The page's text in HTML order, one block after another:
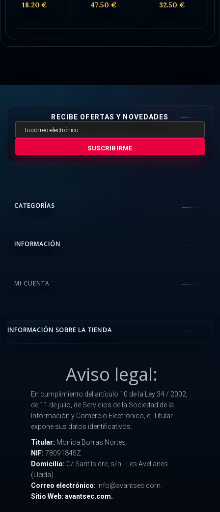
18.20 € 47.50 € 32.50 €
RECIBE OFERTAS Y NOVEDADES
SUSCRIBIRME
CATEGORÍAS
INFORMACIÓN
MI CUENTA
INFORMACIÓN SOBRE LA TIENDA
Aviso legal:
En cumplimiento del artículo 10 de la Ley 34 / 2002,
de 11 de julio, de Servicios de la Sociedad de la
Información y Comercio Electrónico, el Titular
expone sus datos identificativos.
Titular: Monica Borras Nortes.
NIF: 78091845Z.
Domicilio: C/ Sant Isidre, s/n - Les Avellanes
(Lleida).
Correo electrónico: info@avantsec.com.
Sitio Web: avantsec.com.